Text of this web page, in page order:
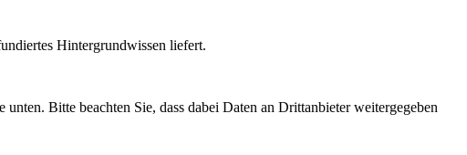
Hintergrundwissen liefert.
Bitte beachten Sie, dass dabei Daten an Drittanbieter weitergegeben